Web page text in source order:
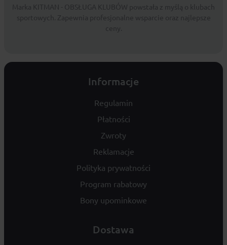
Informacje
Regulamin
Płatności
Zwroty
Reklamacje
Polityka prywatności
Program rabatowy
Bony upominkowe
Dostawa